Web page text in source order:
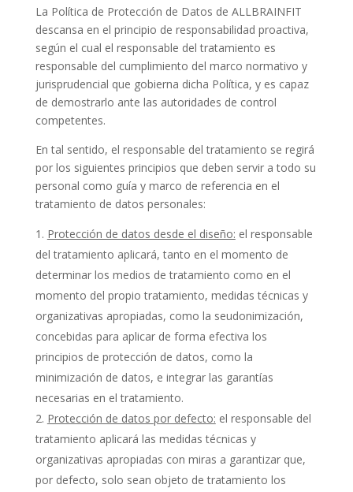
La Política de Protección de Datos de ALLBRAINFIT
descansa en el principio de responsabilidad proactiva,
según el cual el responsable del tratamiento es
responsable del cumplimiento del marco normativo y
jurisprudencial que gobierna dicha Política, y es capaz
de demostrarlo ante las autoridades de control
competentes.
En tal sentido, el responsable del tratamiento se regirá
por los siguientes principios que deben servir a todo su
personal como guía y marco de referencia en el
tratamiento de datos personales:
Protección de datos desde el diseño: el responsable
del tratamiento aplicará, tanto en el momento de
determinar los medios de tratamiento como en el
momento del propio tratamiento, medidas técnicas y
organizativas apropiadas, como la seudonimización,
concebidas para aplicar de forma efectiva los
principios de protección de datos, como la
minimización de datos, e integrar las garantías
necesarias en el tratamiento.
Protección de datos por defecto: el responsable del
tratamiento aplicará las medidas técnicas y
organizativas apropiadas con miras a garantizar que,
por defecto, solo sean objeto de tratamiento los